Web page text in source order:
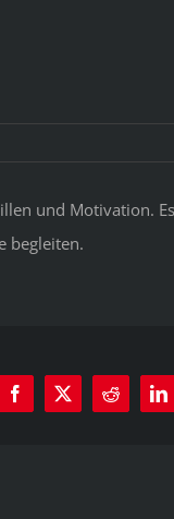
und Motivation.
begleiten.
Facebook
X Reddit